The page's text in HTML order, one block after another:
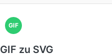
GIF
GIF zu SVG